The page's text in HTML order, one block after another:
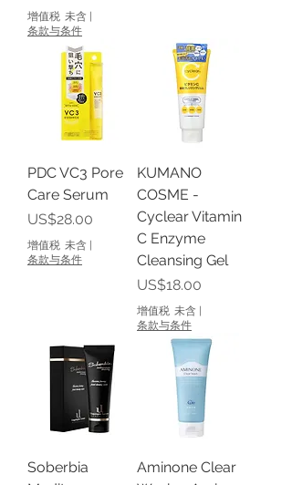
增值税 未含 |
条款与条件
PDC VC3 Pore
Care Serum
價格
US$28.00
增值税 未含 |
条款与条件
KUMANO
COSME -
Cyclear Vitamin
C Enzyme
Cleansing Gel
價格
US$18.00
增值税 未含 |
条款与条件
Soberbia
Aminone Clear